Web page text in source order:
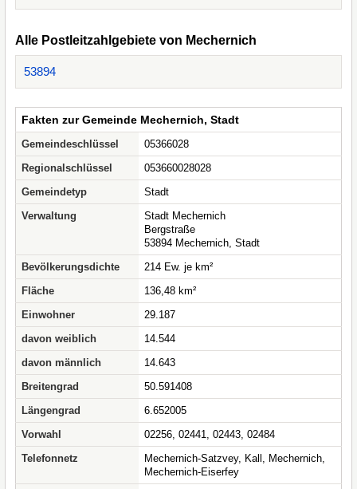
Alle Postleitzahlgebiete von Mechernich
53894
Fakten zur Gemeinde Mechernich, Stadt
Gemeindeschlüssel
05366028
Regionalschlüssel
053660028028
Gemeindetyp
Stadt
Verwaltung
Stadt Mechernich
Bergstraße
53894 Mechernich, Stadt
Bevölkerungsdichte
214 Ew. je km²
Fläche
136,48 km²
Einwohner
29.187
davon weiblich
14.544
davon männlich
14.643
Breitengrad
50.591408
Längengrad
6.652005
Vorwahl
02256, 02441, 02443, 02484
Telefonnetz
Mechernich-Satzvey, Kall, Mechernich,
Mechernich-Eiserfey